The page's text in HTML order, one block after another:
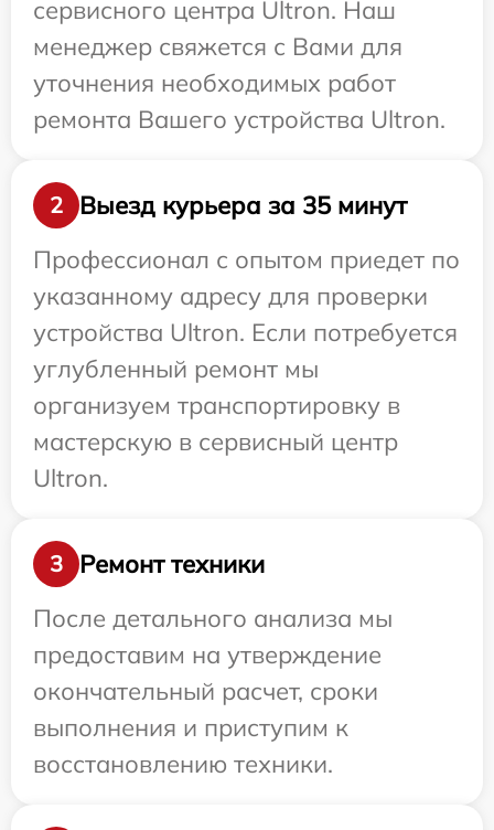
сервисного центра Ultron. Наш
менеджер свяжется с Вами для
уточнения необходимых работ
ремонта Вашего устройства Ultron.
2
Выезд курьера за 35 минут
Профессионал с опытом приедет по
указанному адресу для проверки
устройства Ultron. Если потребуется
углубленный ремонт мы
организуем транспортировку в
мастерскую в сервисный центр
Ultron.
3
Ремонт техники
После детального анализа мы
предоставим на утверждение
окончательный расчет, сроки
выполнения и приступим к
восстановлению техники.